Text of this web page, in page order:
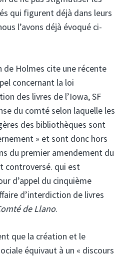
qui figurent déjà dans leurs
l’avons déjà évoqué ci-
Holmes cite une récente
concernant la loi
des livres de l’Iowa, SF
du comté selon laquelle les
des bibliothèques sont
» et sont donc hors
du premier amendement du
controversé. qui est
d’appel du cinquième
d’interdiction de livres
de Llano.
que la création et le
équivaut à un « discours